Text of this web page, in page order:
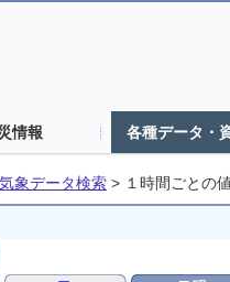
情報 各種データ・
象データ検索 > １時間ごとの